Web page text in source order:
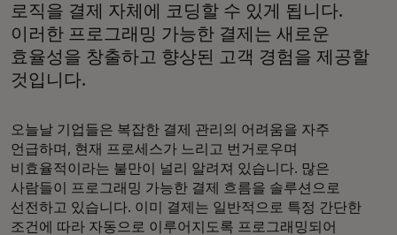
로직을 결제 자체에 코딩할 수 있게 됩니다.
이러한 프로그래밍 가능한 결제는 새로운
효율성을 창출하고 향상된 고객 경험을 제공할
것입니다.
오늘날 기업들은 복잡한 결제 관리의 어려움을 자주
언급하며, 현재 프로세스가 느리고 번거로우며
비효율적이라는 불만이 널리 알려져 있습니다. 많은
사람들이 프로그래밍 가능한 결제 흐름을 솔루션으로
선전하고 있습니다. 이미 결제는 일반적으로 특정 간단한
조건에 따라 자동으로 이루어지도록 프로그래밍되어